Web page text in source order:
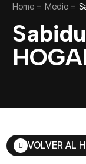
Home Medio
VOLVER AL